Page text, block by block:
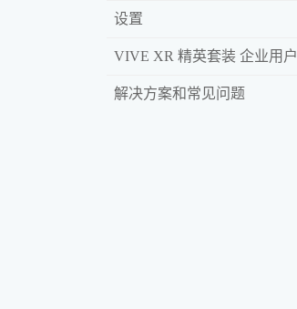
设置
VIVE XR 精英套装 企业用户
解决方案和常见问题